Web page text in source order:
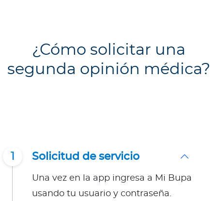
¿Cómo solicitar una
segunda opinión médica?
Solicitud de servicio
Una vez en la app ingresa a Mi Bupa
usando tu usuario y contraseña.